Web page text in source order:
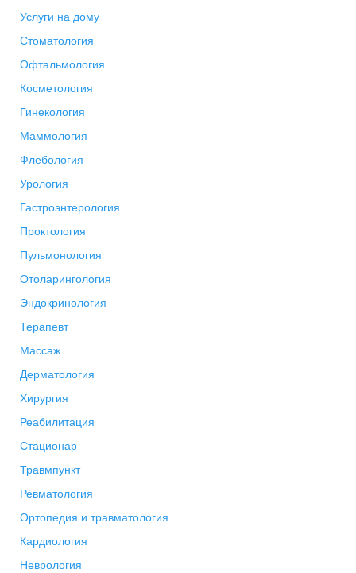
Услуги на дому
Стоматология
Офтальмология
Косметология
Гинекология
Маммология
Флебология
Урология
Гастроэнтерология
Проктология
Пульмонология
Отоларингология
Эндокринология
Терапевт
Массаж
Дерматология
Хирургия
Реабилитация
Стационар
Травмпункт
Ревматология
Ортопедия и травматология
Кардиология
Неврология